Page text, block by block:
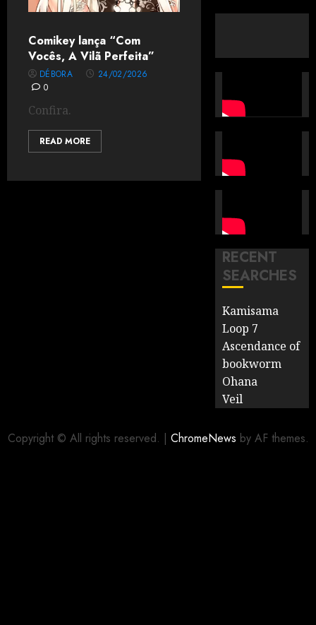
Comikey lança “Com
Vocês, A Vilã Perfeita”
DÉBORA
24/02/2026
0
Confira.
READ MORE
RECENT
SEARCHES
Kamisama
Loop 7
Ascendance of
bookworm
Ohana
Veil
Copyright © All rights reserved. | ChromeNews by AF themes.